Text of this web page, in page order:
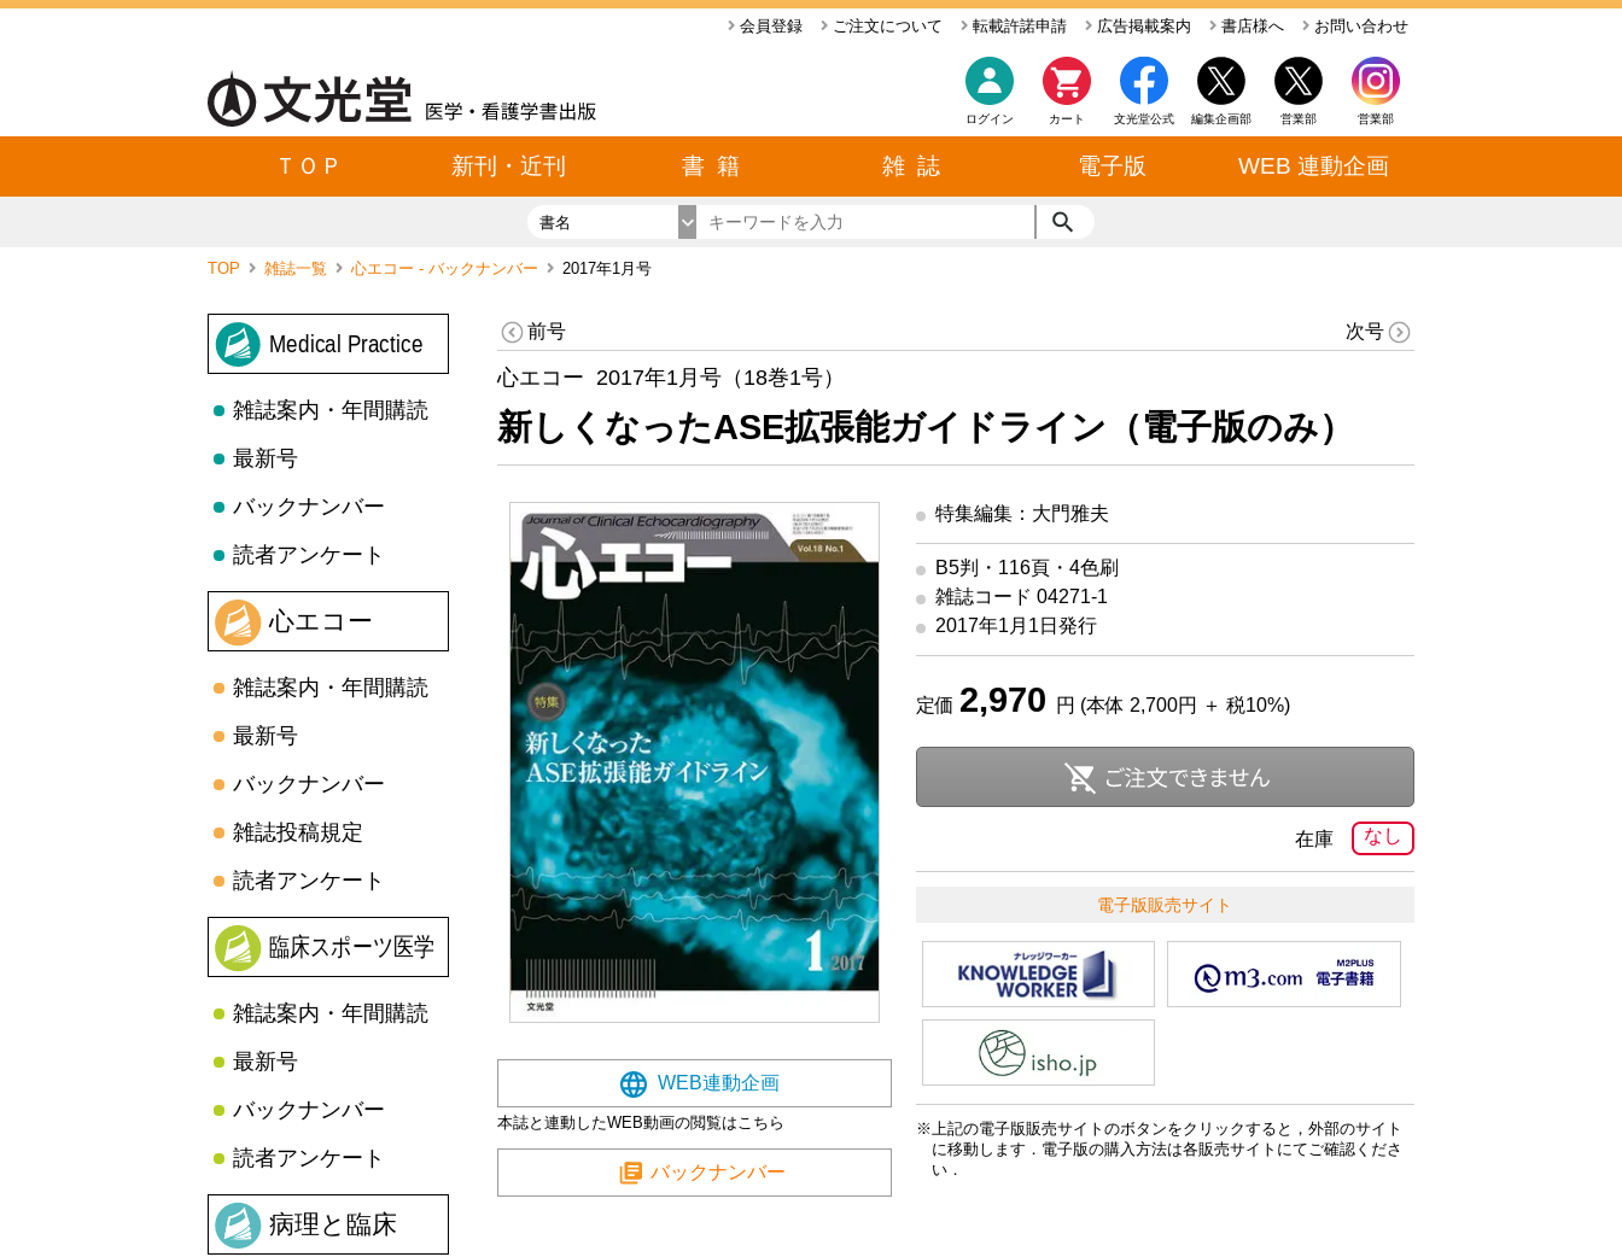
お問い合わせ
書店様へ
広告掲載案内
転載許諾申請
ご注文について
会員登録
営業部
営業部
編集企画部
文光堂公式
カート
ログイン
ＴＯＰ 新刊・近刊 書 籍 雑 誌 電子版 WEB 連動企画
書名
TOP 雑誌一覧 心エコー - バックナンバー 2017年1月号
Medical Practice
雑誌案内・年間購読
最新号
バックナンバー
読者アンケート
心エコー
雑誌案内・年間購読
最新号
バックナンバー
雑誌投稿規定
読者アンケート
臨床スポーツ医学
雑誌案内・年間購読
最新号
バックナンバー
読者アンケート
病理と臨床
前号 次号
心エコー 2017年1月号（18巻1号）
新しくなったASE拡張能ガイドライン（電子版のみ）
WEB連動企画
本誌と連動したWEB動画の閲覧はこちら
バックナンバー
特集編集：大門雅夫
B5判・116頁・4色刷
雑誌コード 04271-1
2017年1月1日発行
定価 2,970 円 (本体 2,700円 ＋ 税10%)
なし
在庫
電子版販売サイト
上記の電子版販売サイトのボタンをクリックすると，外部のサイト
に移動します．電子版の購入方法は各販売サイトにてご確認くださ
い．